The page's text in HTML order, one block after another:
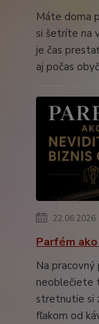
Máte doma
si šetríte na
je čas
aj počas
22.06.2026
Parfém
Na
neoblečiete
stretnutie si
fľakom od